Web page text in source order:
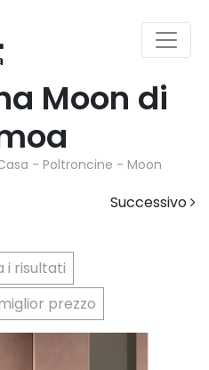
Moon di
- Poltroncine - Moon
Successivo
i risultati
prezzo